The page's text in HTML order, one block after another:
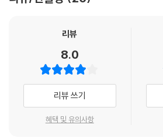
---「우리들 시대의 포크로어」
“내가 또 혼잣말을 하거들랑 그 볼펜으로 메
여자는 그의 눈을 들여다보듯 지그시 보았다.
“정말 알고 싶어?”
그는 고개를 끄덕였다.
그녀는 메모용지에, 볼펜으로 뭐라고 쓰기 시
양의 서쪽』과 1994～1995년의 『태엽 감는 새
를 위한 실험의 씨앗이 거의 노이로제적이라
기 어려운 모험적 상황을 전제로 하고 있다. 그
소름이 끼칠 만큼 리얼리티를 띠고 우리를 하
비현실적인 판타지가 불러오는 인간의 본질적
리뷰
8.0
리뷰 쓰기
혜택 및 유의사항